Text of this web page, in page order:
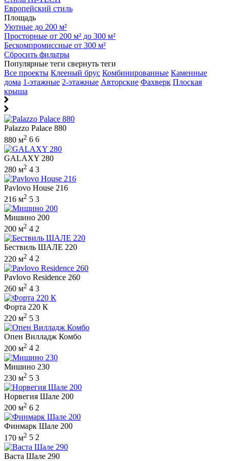
Европейский стиль
Площадь
Уютные до 200 м²
Просторные от 200 м² до 300 м²
Бескомпромиссные от 300 м²
Сбросить фильтры
Популярные теги свернуть теги
Все проекты Клееный брус Комбинированные Каменные
дома 1-этажные 2-этажные Авторские Фахверк Плоская
крыша
Palazzo Palace 880
880 м2 6 6
GALAXY 280
280 м2 4 3
Pavlovo House 216
216 м2 5 3
Мишино 200
200 м2 4 2
Бествиль ШАЛЕ 220
220 м2 4 2
Pavlovo Residence 260
260 м2 4 3
Форта 220 К
220 м2 5 3
Опен Вилладж Комбо
200 м2 4 2
Мишино 230
230 м2 5 3
Норвегия Шале 200
200 м2 6 2
Финмарк Шале 200
170 м2 5 2
Васта Шале 290